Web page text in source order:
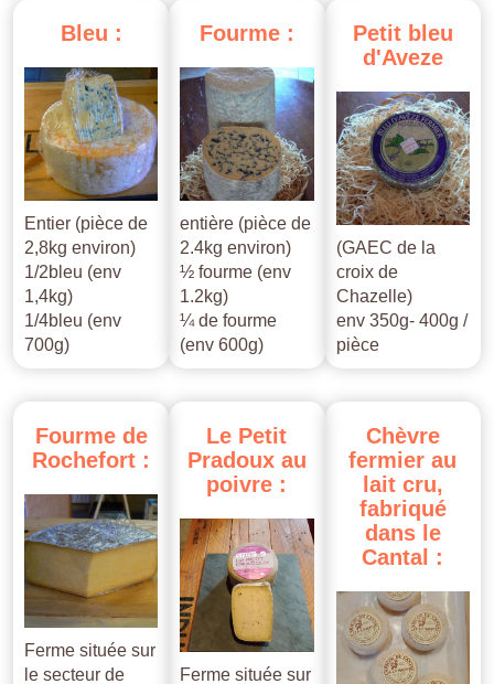
Bleu :
Entier (pièce de
2,8kg environ)
1/2bleu (env
1,4kg)
1/4bleu (env
700g)
Fourme :
entière (pièce de
2.4kg environ)
½ fourme (env
1.2kg)
¼ de fourme
(env 600g)
Petit bleu
d'Aveze
(GAEC de la
croix de
Chazelle)
env 350g- 400g /
pièce
Fourme de
Rochefort :
Ferme située sur
le secteur de
Le Petit
Pradoux au
poivre :
Ferme située sur
Chèvre
fermier au
lait cru,
fabriqué
dans le
Cantal :